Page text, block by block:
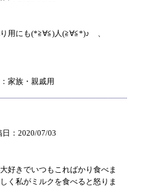
用にも(*≧∀≦)人(≧∀≦*)♪ 、
家族・親戚用
日：2020/07/03
好きでいつもこればかり食べま
く私がミルクを食べると怒りま